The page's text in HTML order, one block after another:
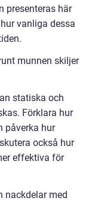
presenteras här
vanliga dessa
munnen skiljer
statiska och
Förklara hur
påverka hur
också hur
effektiva för
nackdelar med